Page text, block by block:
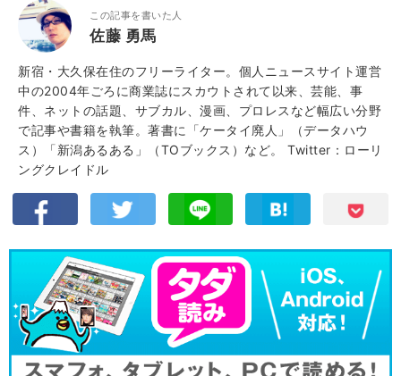
この記事を書いた人
佐藤 勇馬
新宿・大久保在住のフリーライター。個人ニュースサイト運営
中の2004年ごろに商業誌にスカウトされて以来、芸能、事
件、ネットの話題、サブカル、漫画、プロレスなど幅広い分野
で記事や書籍を執筆。著書に「ケータイ廃人」（データハウ
ス）「新潟あるある」（TOブックス）など。 Twitter：ローリ
ングクレイドル